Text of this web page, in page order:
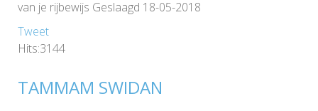
van je rijbewijs Geslaagd 18-05-2018
Tweet
Hits:3144
TAMMAM SWIDAN